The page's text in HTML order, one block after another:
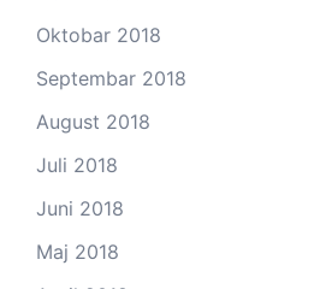
Oktobar 2018
Septembar 2018
August 2018
Juli 2018
Juni 2018
Maj 2018